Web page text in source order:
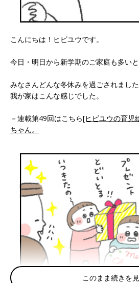
こんにちは！ヒビユウです。
今日・明日から新学期のご家庭も多いと
みなさんどんな冬休みを過ごされまし
我が家はこんな感じでした。
－連載第49回はこちら[ヒビユウの育児
ちゃん。
このまま続きを